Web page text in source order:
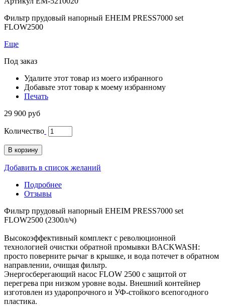
Фильтр прудовый напорный EHEIM PRESS7000 set
FLOW2500
Еще
Под заказ
Удалите этот товар из моего избранного
Добавьте этот товар к моему избранному
Печать
29 900 руб
Количество
В корзину
Добавить в список желаний
Подробнее
Отзывы
Фильтр прудовый напорный EHEIM PRESS7000 set
FLOW2500 (2300л/ч)
Высокоэффективный комплект с революционной
технологией очистки обратной промывки BACKWASH:
просто поверните рычаг в крышке, и вода потечет в обратном
направлении, очищая фильтр.
Энергосберегающий насос FLOW 2500 с защитой от
перегрева при низком уровне воды. Внешний контейнер
изготовлен из ударопрочного и УФ-стойкого всепогодного
пластика.